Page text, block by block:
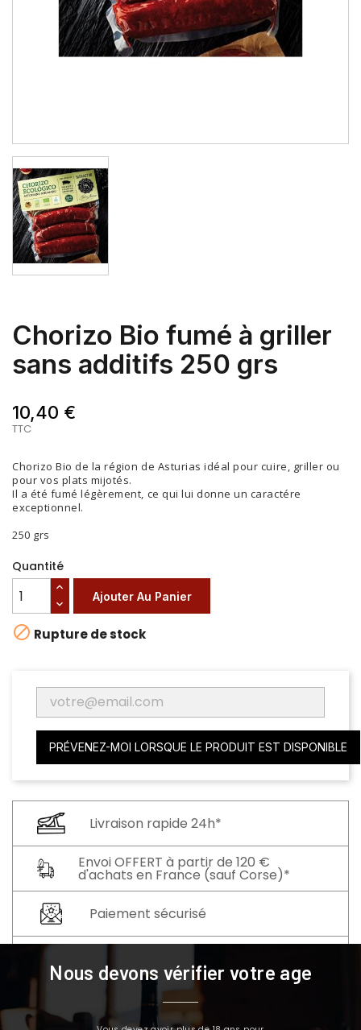
Chorizo Bio fumé à griller
sans additifs 250 grs
10,40 €
TTC
Chorizo Bio de la région de Asturias idéal pour cuire, griller ou
pour vos plats mijotés.
Il a été fumé légèrement, ce qui lui donne un caractére
exceptionnel.
250 grs
Quantité
Ajouter Au Panier
 Rupture de stock
PRÉVENEZ-MOI LORSQUE LE PRODUIT EST DISPONIBLE
Livraison rapide 24h*
Envoi OFFERT à partir de 120 €
d'achats en France (sauf Corse)*
Paiement sécurisé
Nous devons vérifier votre age